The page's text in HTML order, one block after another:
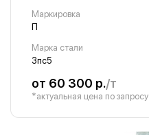
Маркировка
П
Марка стали
3пс5
от 60 300 р./т
*актуальная цена по запросу